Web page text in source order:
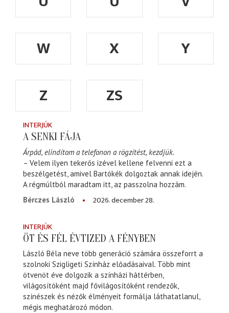
W
X
Y
Z
ZS
INTERJÚK
A SENKI FÁJA
Árpád, elindítom a telefonon a rögzítést, kezdjük.
– Velem ilyen tekerős izével kellene felvenni ezt a
beszélgetést, amivel Bartókék dolgoztak annak idején.
A régmúltból maradtam itt, az passzolna hozzám.
Bérczes László
2026. december 28.
INTERJÚK
ÖT ÉS FÉL ÉVTIZED A FÉNYBEN
László Béla neve több generáció számára összeforrt a
szolnoki Szigligeti Színház előadásaival. Több mint
ötvenöt éve dolgozik a színházi háttérben,
világosítóként majd fővilágosítóként rendezők,
színészek és nézők élményeit formálja láthatatlanul,
mégis meghatározó módon.